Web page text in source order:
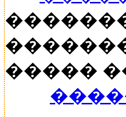
�����